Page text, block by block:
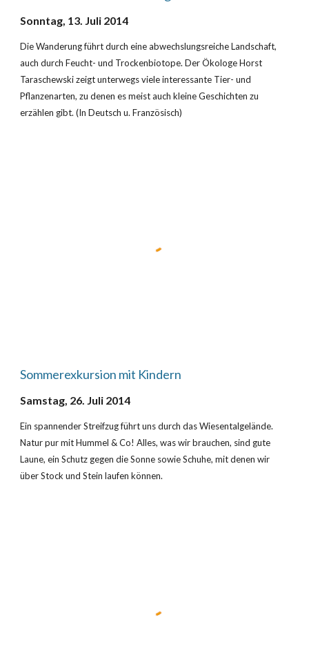
Sonntag, 13. Juli 2014
Die Wanderung führt durch eine abwechslungsreiche Landschaft,
auch durch Feucht- und Trockenbiotope. Der Ökologe Horst
Taraschewski zeigt unterwegs viele interessante Tier- und
Pflanzenarten, zu denen es meist auch kleine Geschichten zu
erzählen gibt. (In Deutsch u. Französisch)
Sommerexkursion mit Kindern
Samstag, 26. Juli 2014
Ein spannender Streifzug führt uns durch das Wiesentalgelände.
Natur pur mit Hummel & Co! Alles, was wir brauchen, sind gute
Laune, ein Schutz gegen die Sonne sowie Schuhe, mit denen wir
über Stock und Stein laufen können.